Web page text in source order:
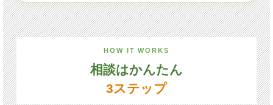
HOW IT WORKS
相談はかんたん
3ステップ